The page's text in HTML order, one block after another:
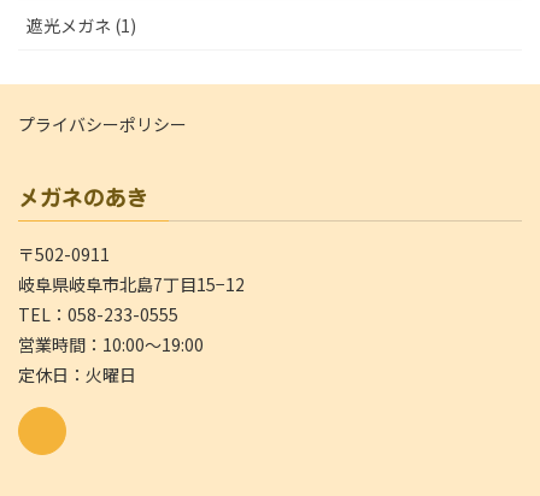
遮光メガネ (1)
プライバシーポリシー
メガネのあき
〒502-0911
岐阜県岐阜市北島7丁目15−12
TEL：058-233-0555
営業時間：10:00～19:00
定休日：火曜日